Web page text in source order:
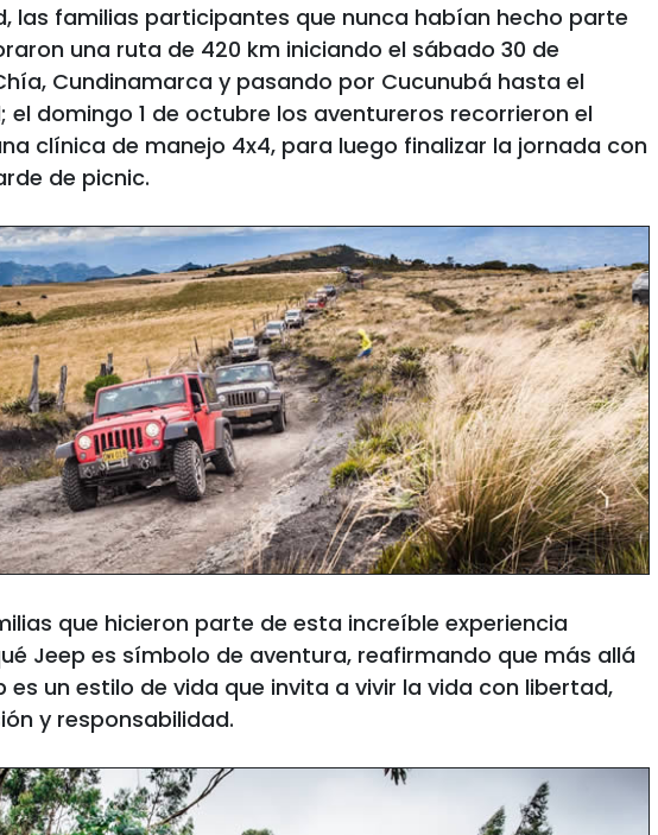
las familias participantes que nunca habían hecho parte
una ruta de 420 km iniciando el sábado 30 de
Cundinamarca y pasando por Cucunubá hasta el
el domingo 1 de octubre los aventureros recorrieron el
clínica de manejo 4x4, para luego finalizar la jornada con
de picnic.
que hicieron parte de esta increíble experiencia
Jeep es símbolo de aventura, reafirmando que más allá
es un estilo de vida que invita a vivir la vida con libertad,
y responsabilidad.